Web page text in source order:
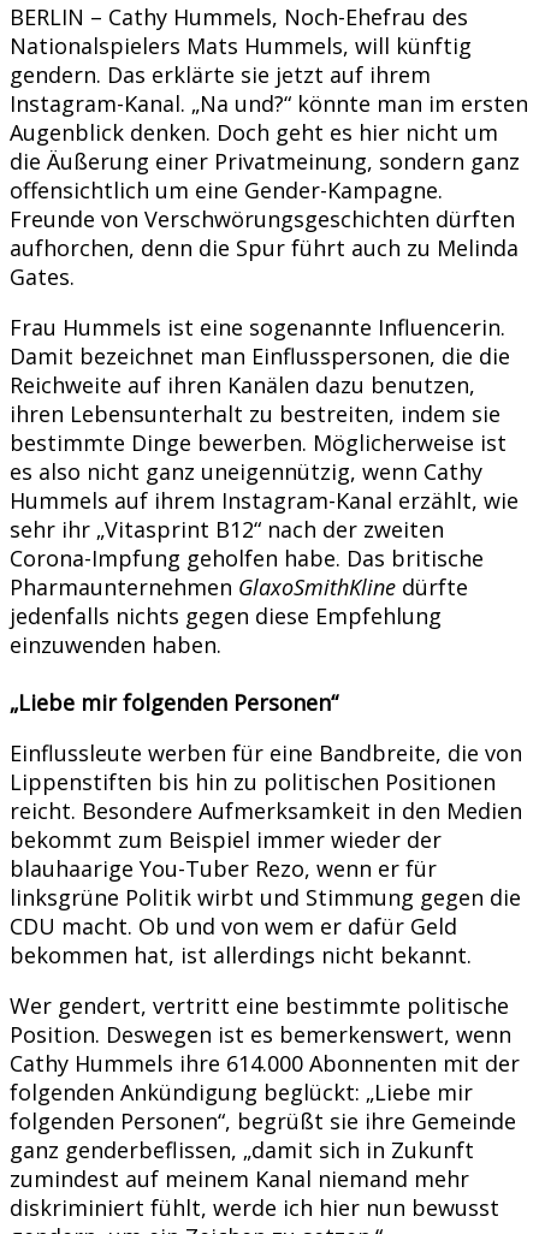
BERLIN – Cathy Hummels, Noch-Ehefrau des
Nationalspielers Mats Hummels, will künftig
gendern. Das erklärte sie jetzt auf ihrem
Instagram-Kanal. „Na und?“ könnte man im ersten
Augenblick denken. Doch geht es hier nicht um
die Äußerung einer Privatmeinung, sondern ganz
offensichtlich um eine Gender-Kampagne.
Freunde von Verschwörungsgeschichten dürften
aufhorchen, denn die Spur führt auch zu Melinda
Gates.
Frau Hummels ist eine sogenannte Influencerin.
Damit bezeichnet man Einflusspersonen, die die
Reichweite auf ihren Kanälen dazu benutzen,
ihren Lebensunterhalt zu bestreiten, indem sie
bestimmte Dinge bewerben. Möglicherweise ist
es also nicht ganz uneigennützig, wenn Cathy
Hummels auf ihrem Instagram-Kanal erzählt, wie
sehr ihr „Vitasprint B12“ nach der zweiten
Corona-Impfung geholfen habe. Das britische
Pharmaunternehmen GlaxoSmithKline dürfte
jedenfalls nichts gegen diese Empfehlung
einzuwenden haben.
„Liebe mir folgenden Personen“
Einflussleute werben für eine Bandbreite, die von
Lippenstiften bis hin zu politischen Positionen
reicht. Besondere Aufmerksamkeit in den Medien
bekommt zum Beispiel immer wieder der
blauhaarige You-Tuber Rezo, wenn er für
linksgrüne Politik wirbt und Stimmung gegen die
CDU macht. Ob und von wem er dafür Geld
bekommen hat, ist allerdings nicht bekannt.
Wer gendert, vertritt eine bestimmte politische
Position. Deswegen ist es bemerkenswert, wenn
Cathy Hummels ihre 614.000 Abonnenten mit der
folgenden Ankündigung beglückt: „Liebe mir
folgenden Personen“, begrüßt sie ihre Gemeinde
ganz genderbeflissen, „damit sich in Zukunft
zumindest auf meinem Kanal niemand mehr
diskriminiert fühlt, werde ich hier nun bewusst